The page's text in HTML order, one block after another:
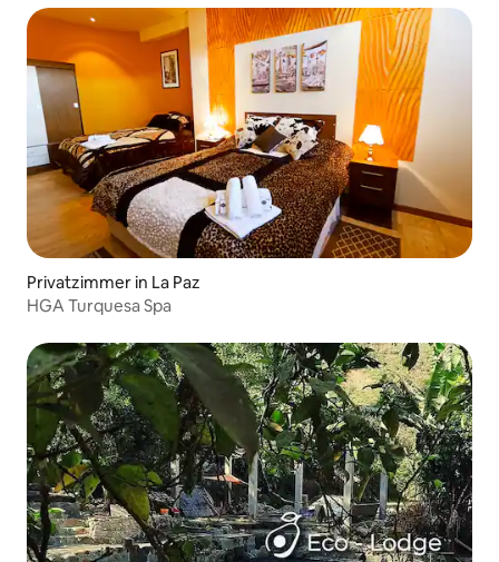
Privatzimmer in La Paz
HGA Turquesa Spa